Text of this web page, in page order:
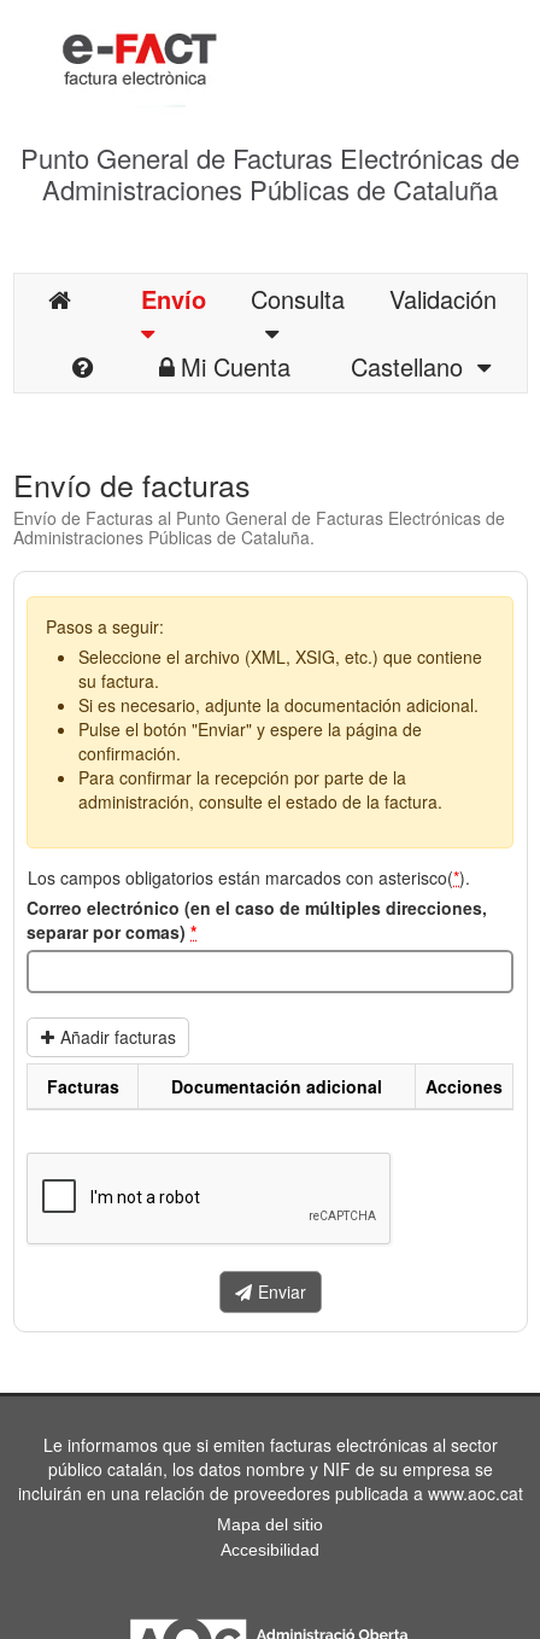
Punto General de Facturas Electrónicas de
Administraciones Públicas de Cataluña
Envío Consulta
Validación
Mi Cuenta
Castellano
Envío de facturas
Envío de Facturas al Punto General de Facturas Electrónicas de
Administraciones Públicas de Cataluña.
Pasos a seguir:
Seleccione el archivo (XML, XSIG, etc.) que contiene
su factura.
Si es necesario, adjunte la documentación adicional.
Pulse el botón "Enviar" y espere la página de
confirmación.
Para confirmar la recepción por parte de la
administración, consulte el estado de la factura.
Los campos obligatorios están marcados con asterisco(*).
Correo electrónico (en el caso de múltiples direcciones,
separar por comas) *
Añadir facturas
enviar.
Facturas Documentación adicional Acciones
Enviar
Le informamos que si emiten facturas electrónicas al sector
público catalán, los datos nombre y NIF de su empresa se
incluirán en una relación de proveedores publicada a www.aoc.cat
Mapa del sitio
Accesibilidad